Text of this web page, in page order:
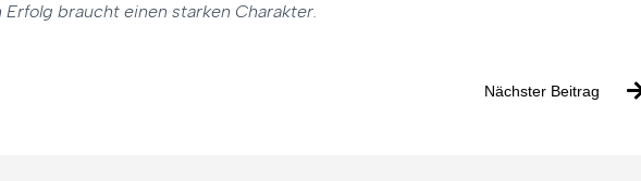
braucht einen starken Charakter.
Nächster Beitrag